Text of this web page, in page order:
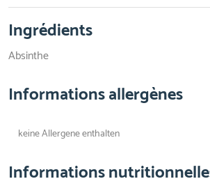
Ingrédients
Absinthe
Informations allergènes
keine Allergene enthalten
Informations